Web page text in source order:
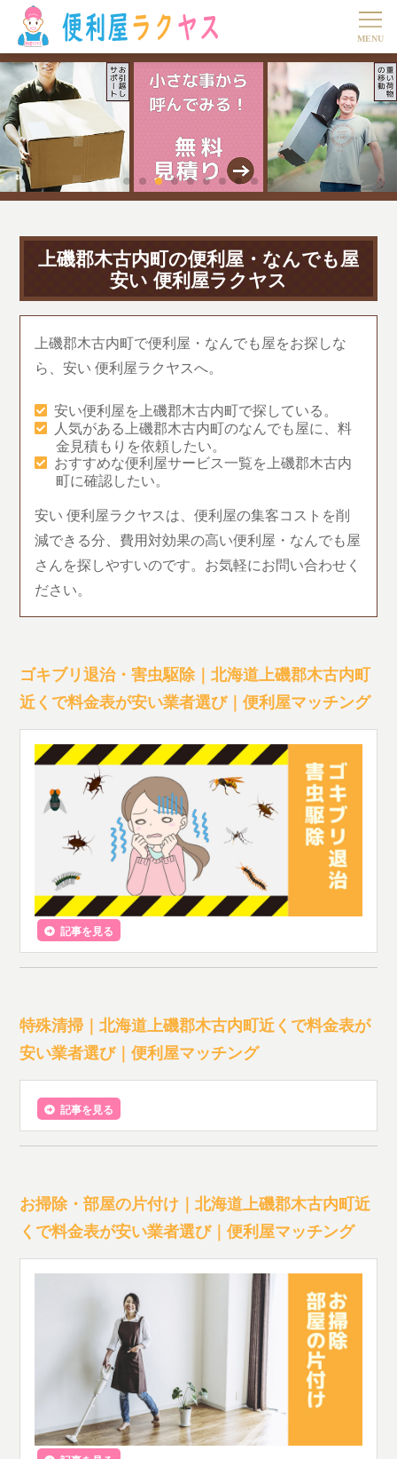
上磯郡木古内町の便利屋・なんでも屋
安い 便利屋ラクヤス
上磯郡木古内町で便利屋・なんでも屋をお探しな
ら、安い 便利屋ラクヤスへ。
安い便利屋を上磯郡木古内町で探している。
人気がある上磯郡木古内町のなんでも屋に、料
金見積もりを依頼したい。
おすすめな便利屋サービス一覧を上磯郡木古内
町に確認したい。
安い 便利屋ラクヤスは、便利屋の集客コストを削
減できる分、費用対効果の高い便利屋・なんでも屋
さんを探しやすいのです。お気軽にお問い合わせく
ださい。
ゴキブリ退治・害虫駆除｜北海道上磯郡木古内町
近くで料金表が安い業者選び｜便利屋マッチング
記事を見る
特殊清掃｜北海道上磯郡木古内町近くで料金表が
安い業者選び｜便利屋マッチング
記事を見る
お掃除・部屋の片付け｜北海道上磯郡木古内町近
くで料金表が安い業者選び｜便利屋マッチング